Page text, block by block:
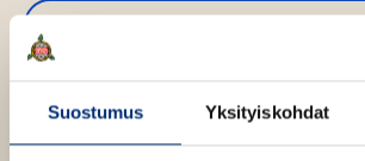
Suostumus Yksityiskohdat
k
u
Osta teos